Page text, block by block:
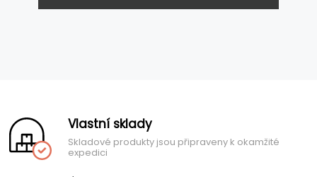
Vlastní sklady
Skladové produkty jsou připraveny k okamžité
expedici